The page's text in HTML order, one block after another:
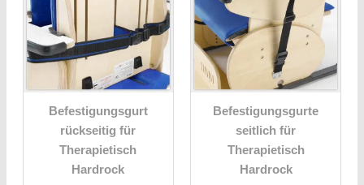
Befestigungsgurt
rückseitig für
Therapietisch
Hardrock
Befestigungsgurte
seitlich für
Therapietisch
Hardrock